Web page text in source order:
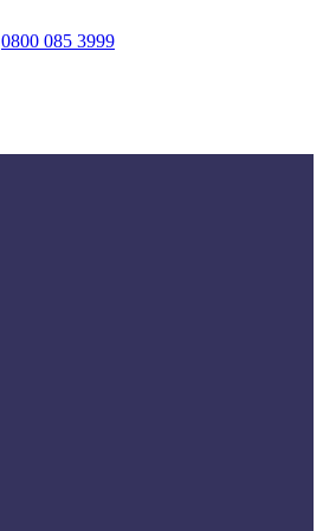
0800 085 3999